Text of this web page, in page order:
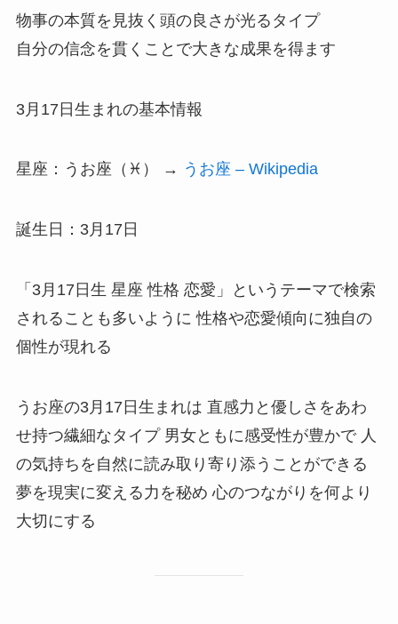
物事の本質を見抜く頭の良さが光るタイプ
自分の信念を貫くことで大きな成果を得ます
3月17日生まれの基本情報
星座：うお座（♓） → うお座 – Wikipedia
誕生日：3月17日
「3月17日生 星座 性格 恋愛」というテーマで検索
されることも多いように 性格や恋愛傾向に独自の
個性が現れる
うお座の3月17日生まれは 直感力と優しさをあわ
せ持つ繊細なタイプ 男女ともに感受性が豊かで 人
の気持ちを自然に読み取り寄り添うことができる
夢を現実に変える力を秘め 心のつながりを何より
大切にする